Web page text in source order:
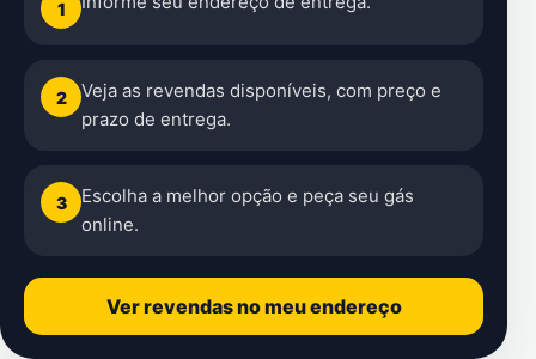
1
2
Veja as revendas disponíveis, com preço e
prazo de entrega.
3
Escolha a melhor opção e peça seu gás
online.
Ver revendas no meu endereço